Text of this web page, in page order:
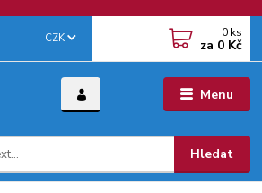
Menu
CZK
Hledat
0 ks
za 0 Kč